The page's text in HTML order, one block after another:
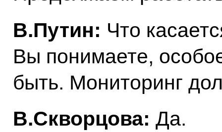
В.Путин: Что
Вы понимаете,
быть. Мониторинг
В.Скворцова: Да.